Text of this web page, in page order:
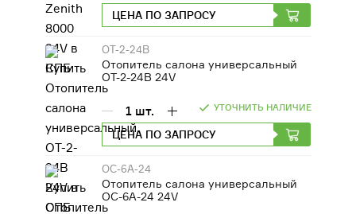
ЦЕНА ПО ЗАПРОСУ
ОТ-2-24В
Отопитель салона универсальный
ОТ-2-24В 24V
УТОЧНИТЬ НАЛИЧИЕ
1 шт.
ЦЕНА ПО ЗАПРОСУ
ОС-6А-24
Отопитель салона универсальный
ОС-6А-24 24V